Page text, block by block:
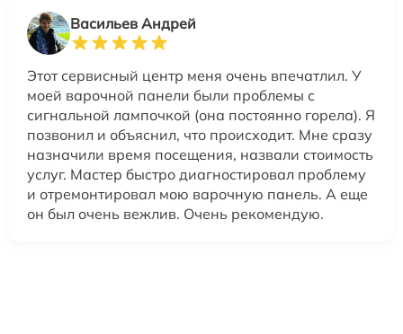
Васильев Андрей
Этот сервисный центр меня очень впечатлил. У
моей варочной панели были проблемы с
сигнальной лампочкой (она постоянно горела). Я
позвонил и объяснил, что происходит. Мне сразу
назначили время посещения, назвали стоимость
услуг. Мастер быстро диагностировал проблему
и отремонтировал мою варочную панель. А еще
он был очень вежлив. Очень рекомендую.